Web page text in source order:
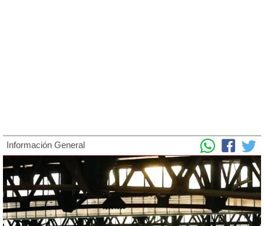
Información General